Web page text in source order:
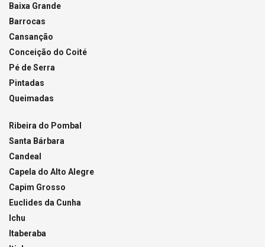
Baixa Grande
Barrocas
Cansanção
Conceição do Coité
Pé de Serra
Pintadas
Queimadas
Ribeira do Pombal
Santa Bárbara
Candeal
Capela do Alto Alegre
Capim Grosso
Euclides da Cunha
Ichu
Itaberaba